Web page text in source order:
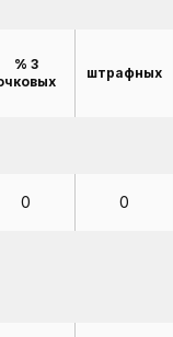
% 3
штрафных
0 0